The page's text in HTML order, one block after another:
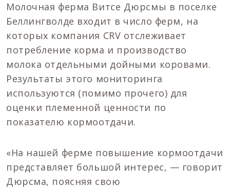
Молочная ферма Витсе Дюрсмы в поселке
Беллингволде входит в число ферм, на
которых компания CRV отслеживает
потребление корма и производство
молока отдельными дойными коровами.
Результаты этого мониторинга
используются (помимо прочего) для
оценки племенной ценности по
показателю кормоотдачи.
«На нашей ферме повышение кормоотдачи
представляет большой интерес, — говорит
Дюрсма, поясняя свою